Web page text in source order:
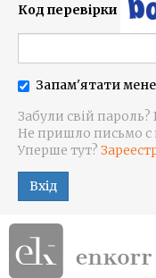
Код перевірки
Запам'ятати мене
Забули свій
Не пришло письмо с
Уперше тут?
Вхід